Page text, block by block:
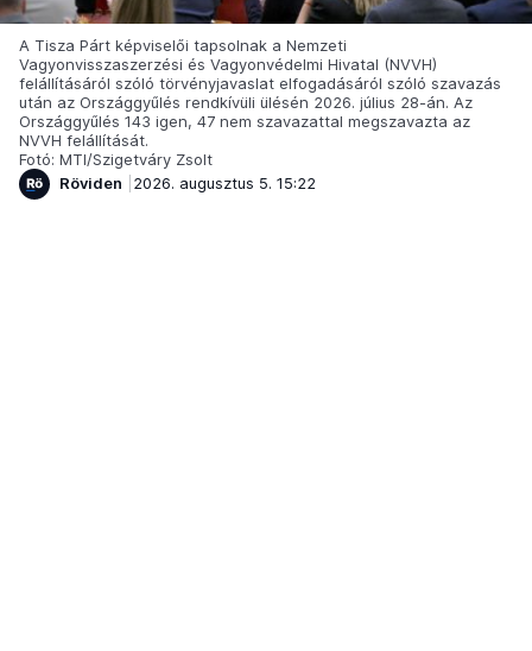
A Tisza Párt képviselői tapsolnak a Nemzeti
Vagyonvisszaszerzési és Vagyonvédelmi Hivatal (NVVH)
felállításáról szóló törvényjavaslat elfogadásáról szóló szavazás
után az Országgyűlés rendkívüli ülésén 2026. július 28-án. Az
Országgyűlés 143 igen, 47 nem szavazattal megszavazta az
NVVH felállítását.
Fotó: MTI/Szigetváry Zsolt
Röviden
2026. augusztus 5. 15:22